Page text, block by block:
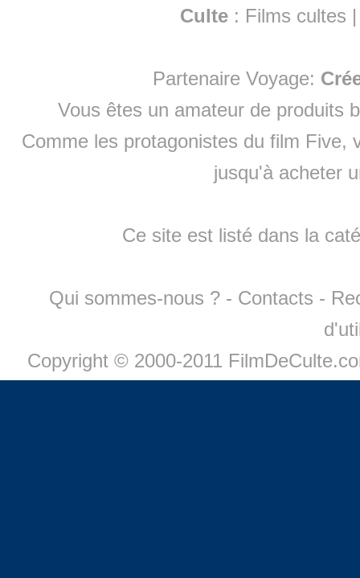
Culte : Films cultes
Partenaire Voyage:
Vous êtes un amateur de produits
Comme les protagonistes du film Five,
jusqu'à acheter
Ce site est listé dans la
Qui sommes-nous ? - Contacts -
Copyright © 2000-2011